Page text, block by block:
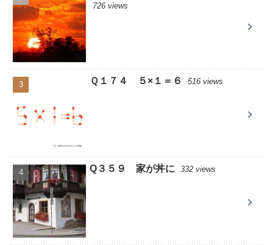
726 views
Ｑ１７４ ５×１＝６ 516 views
Q３５９ 家が丼に 332 views